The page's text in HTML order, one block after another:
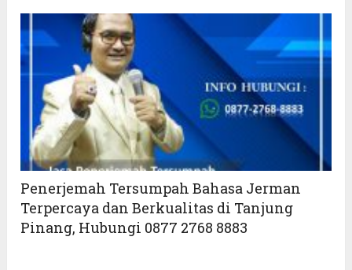
Penerjemah Tersumpah Bahasa Jerman
Terpercaya dan Berkualitas di Tanjung
Pinang, Hubungi 0877 2768 8883